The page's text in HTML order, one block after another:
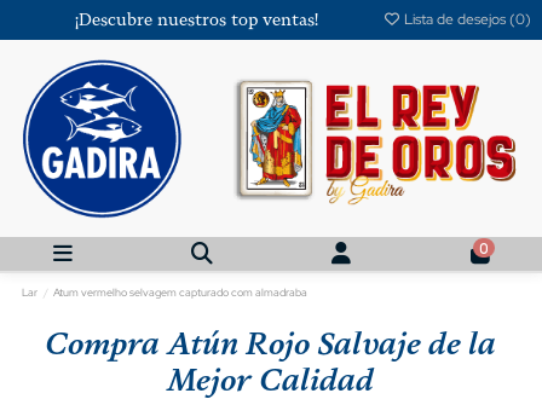
¡Descubre nuestros top ventas! Lista de desejos (0)
0
Lar Atum vermelho selvagem capturado com almadraba
Compra Atún Rojo Salvaje de la
Mejor Calidad